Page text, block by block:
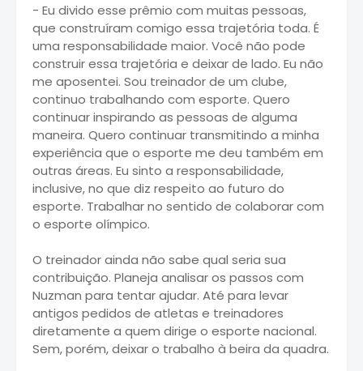
- Eu divido esse prêmio com muitas pessoas,
que construíram comigo essa trajetória toda. É
uma responsabilidade maior. Você não pode
construir essa trajetória e deixar de lado. Eu não
me aposentei. Sou treinador de um clube,
continuo trabalhando com esporte. Quero
continuar inspirando as pessoas de alguma
maneira. Quero continuar transmitindo a minha
experiência que o esporte me deu também em
outras áreas. Eu sinto a responsabilidade,
inclusive, no que diz respeito ao futuro do
esporte. Trabalhar no sentido de colaborar com
o esporte olímpico.
O treinador ainda não sabe qual seria sua
contribuição. Planeja analisar os passos com
Nuzman para tentar ajudar. Até para levar
antigos pedidos de atletas e treinadores
diretamente a quem dirige o esporte nacional.
Sem, porém, deixar o trabalho à beira da quadra.